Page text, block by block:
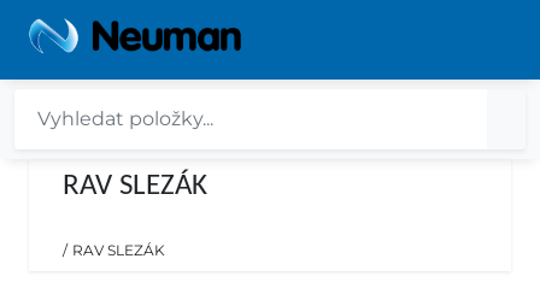
RAV SLEZÁK
/ RAV SLEZÁK